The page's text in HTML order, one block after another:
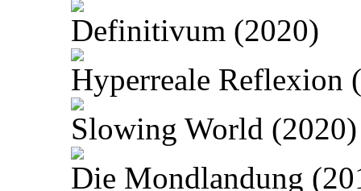
Definitivum (2020)
Hyperreale Reflexion
Slowing World (2020)
Die Mondlandung